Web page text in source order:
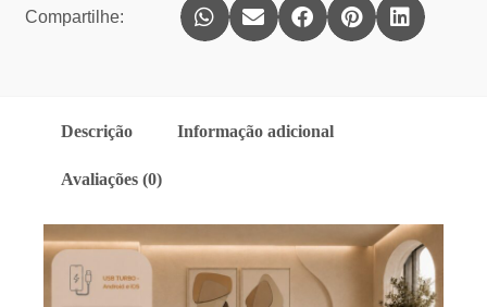
Compartilhe:
Descrição Informação adicional
Avaliações (0)